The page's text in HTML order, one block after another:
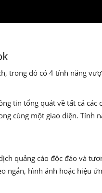
trong đó có 4 tính năng
tin tổng quát về tất cả
cùng một giao diện. Tính
quảng cáo độc đáo và
hình ảnh hoặc hiệu